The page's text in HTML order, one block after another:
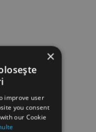
×
improve user
you consent
our Cookie